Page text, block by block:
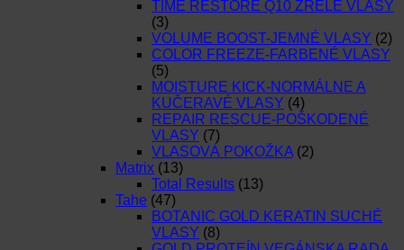
TIME RESTORE Q10 ZRELÉ VLASY
(3)
VOLUME BOOST-JEMNÉ VLASY (2)
COLOR FREEZE-FARBENÉ VLASY
(5)
MOISTURE KICK-NORMÁLNE A
KUČERAVÉ VLASY (4)
REPAIR RESCUE-POŠKODENÉ
VLASY (7)
VLASOVÁ POKOŽKA (2)
Matrix (13)
Total Results (13)
Tahe (47)
BOTANIC GOLD KERATIN SUCHÉ
VLASY (8)